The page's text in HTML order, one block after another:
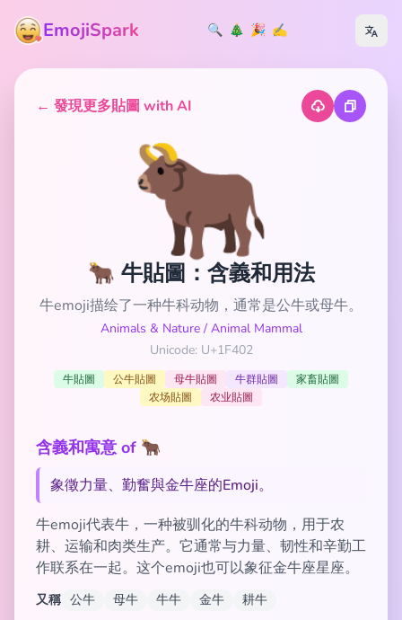
EmojiSpark 🔍 🎄 🎉 ✍️
← 發現更多貼圖 with AI
🐂
🐂 牛貼圖：含義和用法
牛emoji描绘了一种牛科动物，通常是公牛或母牛。
Animals & Nature/ Animal Mammal
Unicode: U+1F402
牛貼圖 公牛貼圖 母牛貼圖 牛群貼圖
家畜貼圖
农场貼圖
农业貼圖
含義和寓意 of 🐂
象徵力量、勤奮與金牛座的Emoji。
牛emoji代表牛，一种被驯化的牛科动物，用于农
耕、运输和肉类生产。它通常与力量、韧性和辛勤工
作联系在一起。这个emoji也可以象征金牛座星座。
又稱 公牛 母牛 牛牛 金牛 耕牛